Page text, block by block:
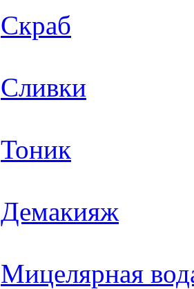
Скраб
Сливки
Тоник
Демакияж
Мицелярная